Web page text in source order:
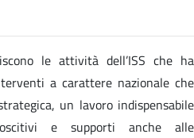
le attività dell’ISS che ha
a carattere nazionale che
un lavoro indispensabile
e supporti anche alle